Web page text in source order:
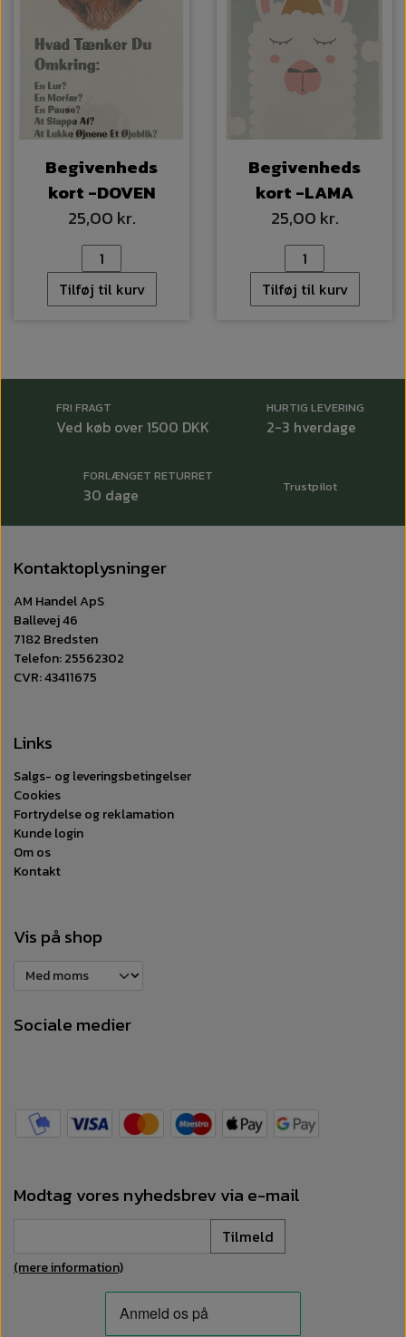
Begivenheds
kort -DOVEN
25,00 kr.
Tilføj til kurv
Begivenheds
kort -LAMA
25,00 kr.
Tilføj til kurv
FRI FRAGT
Ved køb over 1500 DKK
HURTIG LEVERING
2-3 hverdage
FORLÆNGET RETURRET
30 dage Trustpilot
Kontaktoplysninger
AM Handel ApS
Ballevej 46
7182 Bredsten
Telefon: 25562302
CVR: 43411675
Links
Salgs- og leveringsbetingelser
Cookies
Fortrydelse og reklamation
Kunde login
Om os
Kontakt
Vis på shop
Sociale medier
Modtag vores nyhedsbrev via e-mail
Tilmeld
(mere information)